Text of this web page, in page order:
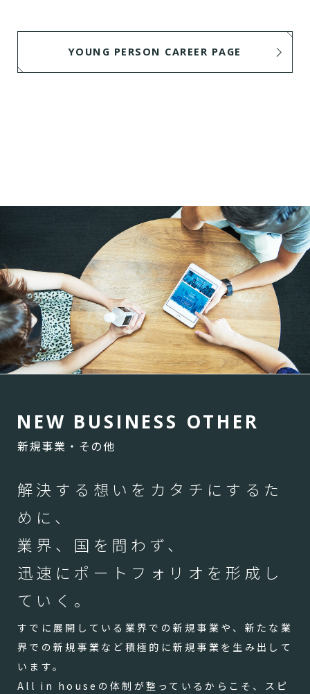
YOUNG PERSON CAREER PAGE
N EW BUSI NESS OTH ER
新規事業・その他
解決する想いをカタチにするた
めに、
業界、国を問わず、
迅速にポートフォリオを形成し
ていく。
すでに展開している業界での新規事業や、新たな業
界での新規事業など積極的に新規事業を生み出して
います。
All in houseの体制が整っているからこそ、スピ